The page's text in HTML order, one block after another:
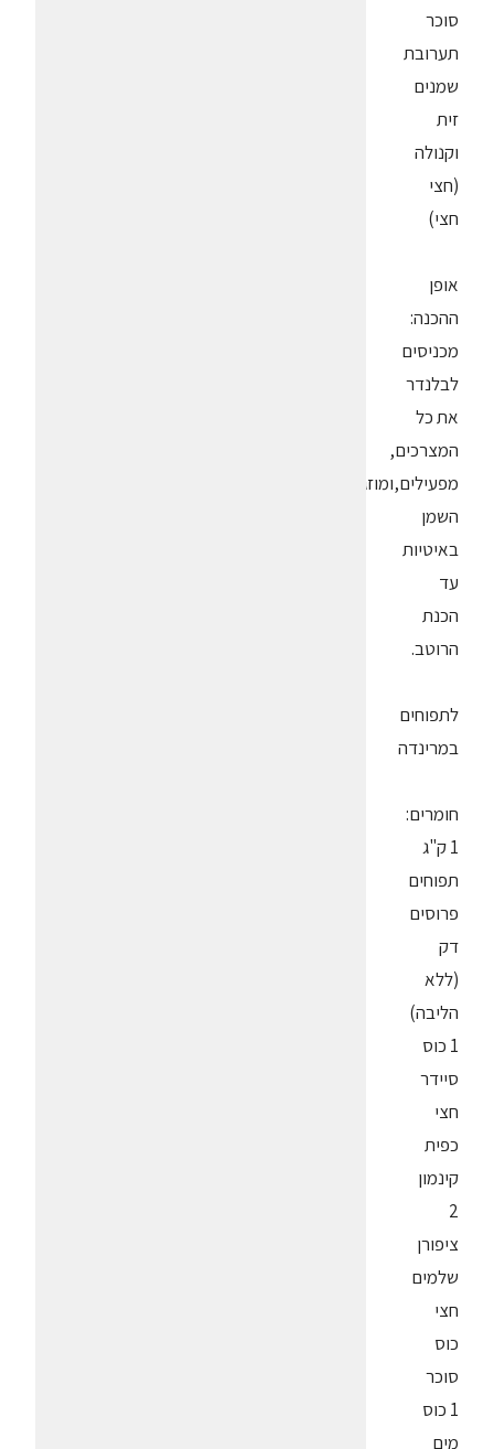
סוכר
תערובת
שמנים
זית
וקנולה
(חצי
חצי)
אופן
ההכנה:
מכניסים
לבלנדר
את כל
המצרכים,
מפעילים,ומוזגים
השמן
באיטיות
עד
הכנת
הרוטב.
לתפוחים
במרינדה
חומרים:
1 ק"ג
תפוחים
פרוסים
דק
(ללא
הליבה)
1 כוס
סיידר
חצי
כפית
קינמון
2
ציפורן
שלמים
חצי
כוס
סוכר
1 כוס
מים